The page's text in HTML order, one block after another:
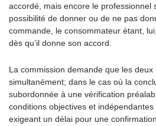
accordé, mais encore le professionnel
possibilité de donner ou de ne pas
commande, le consommateur étant,
dès qu’il donne son accord.
La commission demande que les
simultanément; dans le cas où la
subordonnée à une vérification
conditions objectives et
exigeant un délai pour une